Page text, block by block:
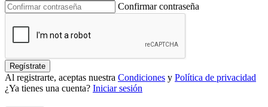
Confirmar contraseña
Regístrate
Al registrarte, aceptas nuestra Condiciones y Política de privacidad
¿Ya tienes una cuenta? Iniciar sesión